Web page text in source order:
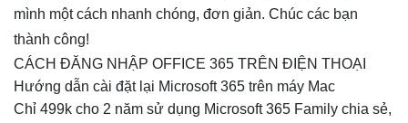
mình một cách nhanh chóng, đơn giản. Chúc các bạn
thành công!
CÁCH ĐĂNG NHẬP OFFICE 365 TRÊN ĐIỆN THOẠI
Hướng dẫn cài đặt lại Microsoft 365 trên máy Mac
Chỉ 499k cho 2 năm sử dụng Microsoft 365 Family chia sẻ,